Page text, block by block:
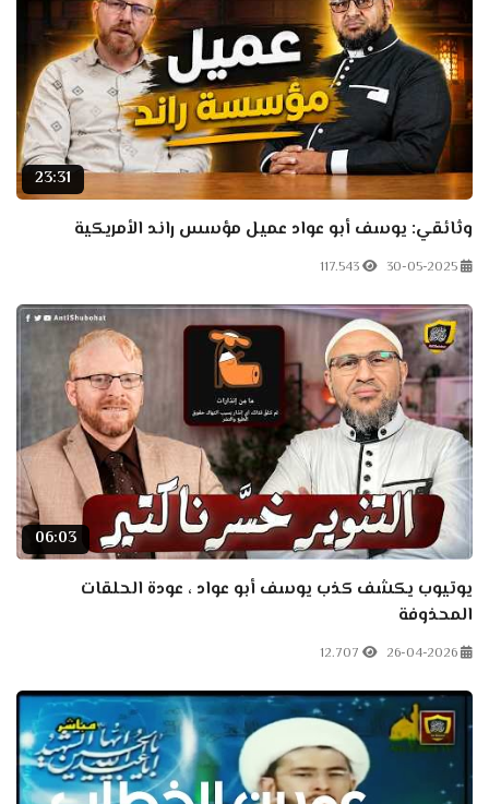
23:31
وثائقي: يوسف أبو عواد عميل مؤسس راند الأمريكية
30-05-2025
117.543
06:03
يوتيوب يكشف كذب يوسف أبو عواد ، عودة الحلقات
المحذوفة
26-04-2026
12.707